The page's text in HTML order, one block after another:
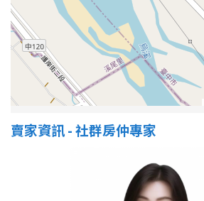
格局
不拘
1
2房
4房
賣家資訊 - 社群房仲專家